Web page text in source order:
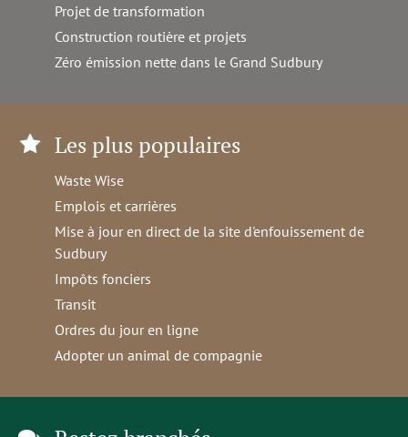
Projet de transformation
Construction routière et projets
Zéro émission nette dans le Grand Sudbury
Les plus populaires
Waste Wise
Emplois et carrières
Mise à jour en direct de la site d'enfouissement de
Sudbury
Impôts fonciers
Transit
Ordres du jour en ligne
Adopter un animal de compagnie